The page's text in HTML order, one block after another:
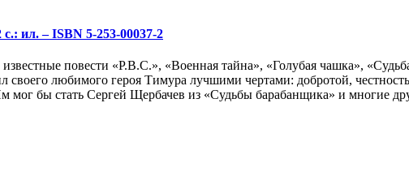
ил. – ISBN 5-253-00037-2
повести «Р.В.С.», «Военная тайна», «Голубая чашка»,
любимого героя Тимура лучшими чертами: добротой,
бы стать Сергей Щербачев из «Судьбы барабанщика» и многие